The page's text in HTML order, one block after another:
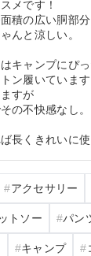
メです！
積の広い胴部
んと涼しい。
キャンプにぴっ
ン履いています
すが
の不快感なし。
長くきれいに使
アクセサリー
トソー パン
キャンプ